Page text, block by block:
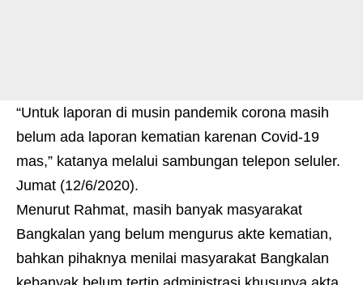
“Untuk laporan di musin pandemik corona masih
belum ada laporan kematian karenan Covid-19
mas,” katanya melalui sambungan telepon seluler.
Jumat (12/6/2020).
Menurut Rahmat, masih banyak masyarakat
Bangkalan yang belum mengurus akte kematian,
bahkan pihaknya menilai masyarakat Bangkalan